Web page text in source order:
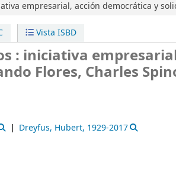
empresarial, acción democrática y
Vista ISBD
: iniciativa
Flores, Charles
Dreyfus, Hubert, 1929-2017